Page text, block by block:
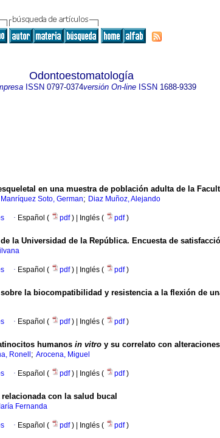
Odontoestomatología
ISSN 0797-0374versión On-lineISSN 1688-9339
en una muestra de población adulta de la
Manríquez Soto, German; Diaz Muñoz, Alejando
· Español ( pdf) | Inglés ( pdf)
la Universidad de la República. Encuesta de
· Español ( pdf) | Inglés ( pdf)
la biocompatibilidad y resistencia a la flexión de
· Español ( pdf) | Inglés ( pdf)
humanos in vitro y su correlato con
Ronell ; Arocena, Miguel
· Español ( pdf) | Inglés ( pdf)
con la salud bucal
Fernanda
· Español ( pdf) | Inglés ( pdf)